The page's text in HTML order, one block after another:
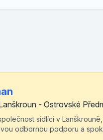
- Ostrovské
sídlící v
odbornou podporu a